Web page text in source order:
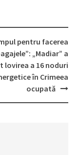
pentru facerea
„Madiar” a
lovirea a 16 noduri
în Crimeea
ocupată